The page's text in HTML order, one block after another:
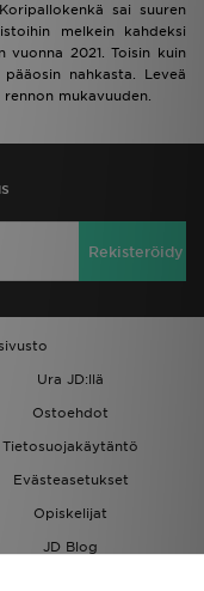
sai suuren
melkein kahdeksi
vuonna 2021. Toisin kuin
nahkasta. Leveä
mukavuuden.
Rekisteröidy
Ura JD:llä
Ostoehdot
Tietosuojakäytäntö
Evästeasetukset
Opiskelijat
JD Blog